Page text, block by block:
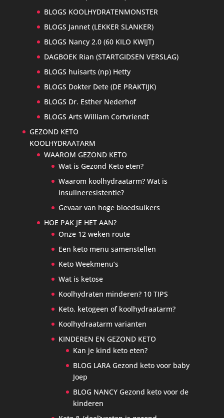
BLOGS KOOLHYDRATENMONSTER
BLOGS Jannet (LEKKER SLANKER)
BLOGS Nancy 2.0 (60 KILO KWIJT)
DAGBOEK Rian (STARTGIDSEN VERSLAG)
BLOGS huisarts (np) Hetty
BLOGS Dokter Dete (DE PRAKTIJK)
BLOGS Dr. Esther Nederhof
BLOGS Arts William Cortvriendt
GEZOND KETO
KOOLHYDRAATARM
WAAROM GEZOND KETO
Wat is Gezond Keto eten?
Waarom koolhydraatarm? Wat is
insulineresistentie?
Gevaar van hoge bloedsuikers
HOE PAK JE HET AAN?
Onze 12 weken route
Een keto menu samenstellen
Keto Weekmenu’s
Wat is ketose
Koolhydraten minderen? 10 TIPS
Keto, ketogeen of koolhydraatarm?
Koolhydraatarm varianten
KINDEREN EN GEZOND KETO
Kan je kind keto eten?
BLOG LARA Gezond keto voor baby
Joep
BLOG NANCY Gezond keto voor de
kinderen